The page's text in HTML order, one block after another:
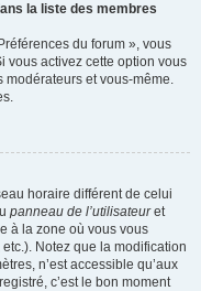
la liste des membres
du forum », vous
vous activez cette option vous
et vous-même.
horaire différent de celui
panneau de l’utilisateuret
à la zone où vous vous
Notez que la modification
n’est accessible qu’aux
c’est le bon moment